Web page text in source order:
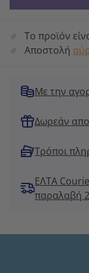
Το προϊόν
Αποστολή
Με την
Δωρεάν
Τρόποι
ΕΛΤΑ
παραλαβή